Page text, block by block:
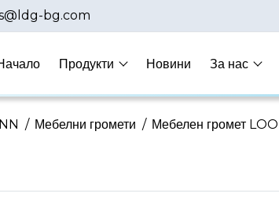
bg.com
Продукти Новини За нас
/ /
Мебелни громети Мебелен громет